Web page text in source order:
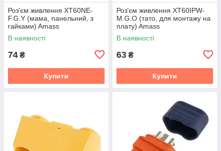
Роз'єм живлення XT60NE-
F.G.Y (мама, панельний, з
гайками) Amass
В наявності
74 ₴
Купити
Роз'єм живлення XT60IPW-
M.G.O (тато, для монтажу на
плату) Amass
В наявності
63 ₴
Купити